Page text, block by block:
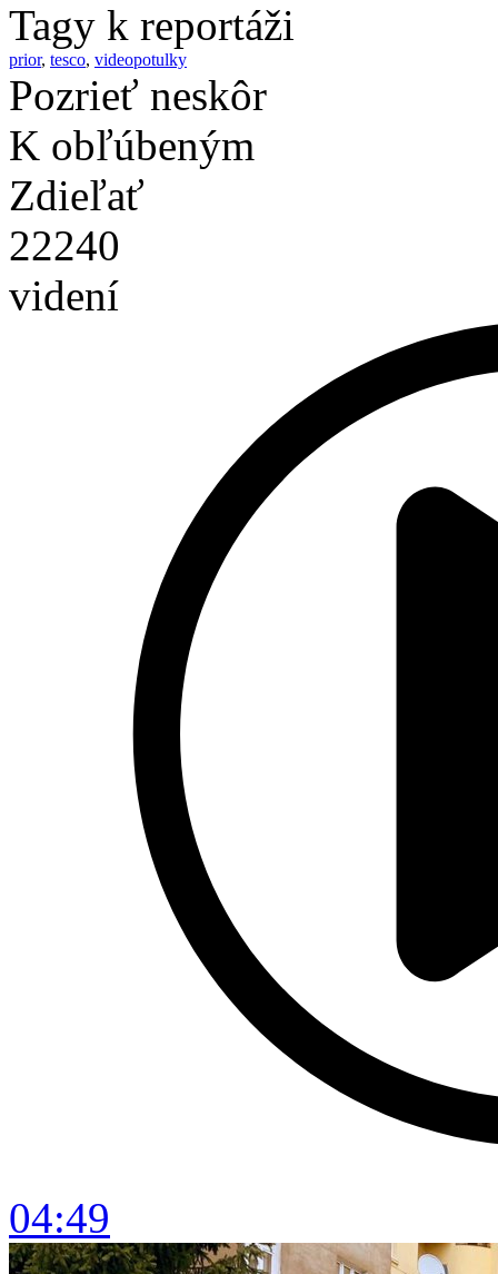
Tagy k reportáži
prior, tesco, videopotulky
Pozrieť neskôr
K obľúbeným
Zdieľať
22240
videní
04:49